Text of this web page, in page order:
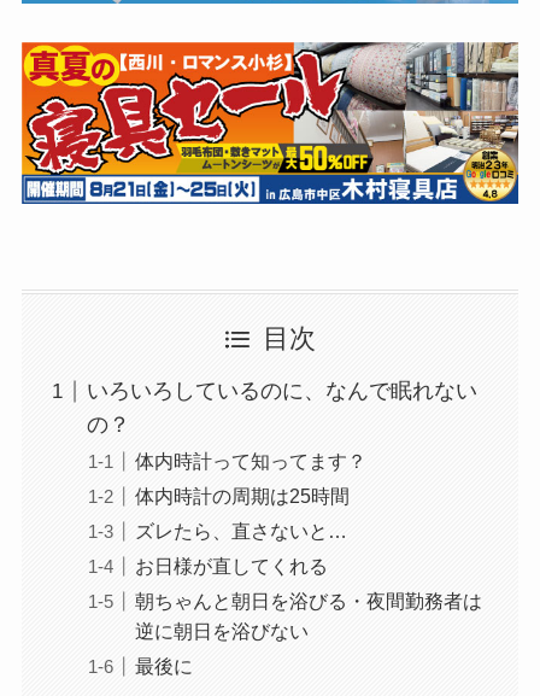
目次
いろいろしているのに、なんで眠れない
の？
体内時計って知ってます？
体内時計の周期は25時間
ズレたら、直さないと…
お日様が直してくれる
朝ちゃんと朝日を浴びる・夜間勤務者は
逆に朝日を浴びない
最後に